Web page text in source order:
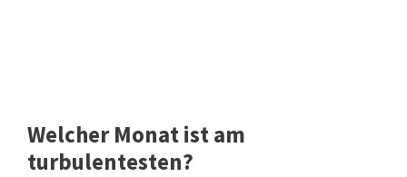
Welcher Monat ist am
turbulentesten?